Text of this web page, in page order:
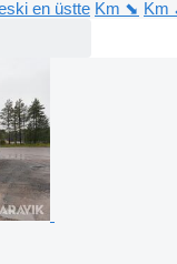
en üstte Km ⬊ Km